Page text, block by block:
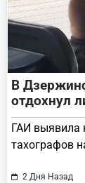
В
отдохнул
ГАИ выявила
тахографов
2 Дня Назад